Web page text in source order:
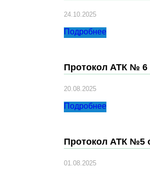
24.10.2025
Подробнее
Протокол АТК № 6
20.08.2025
Подробнее
Протокол АТК №5
01.08.2025